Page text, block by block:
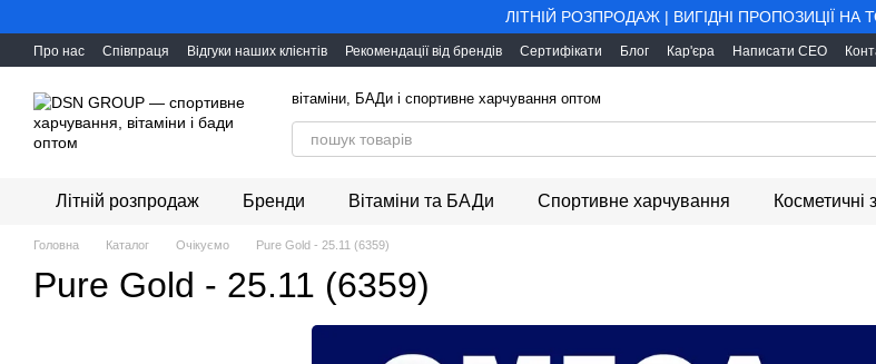
ЛІТНІЙ РОЗПРОДАЖ | ВИГІДНІ ПРОПОЗИЦІЇ НА
Про нас Співпраця Відгуки наших клієнтів Рекомендації від брендів Сертифікати Блог Кар'єра Написати CEO
вітаміни, БАДи і cпортивне харчування оптом
Літній розпродаж Бренди Вітаміни та БАДи Спортивне харчування Косметичні
Головна Каталог Очікуємо Pure Gold - 25.11 (6359)
Pure Gold - 25.11 (6359)